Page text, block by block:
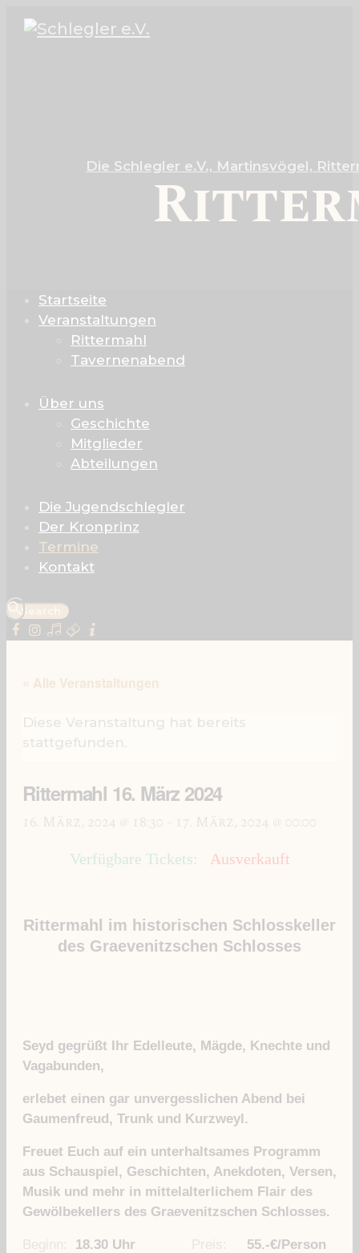
Die Schlegler e.V., Martinsvögel,
Startseite
Veranstaltungen
Rittermahl
Tavernenabend
Über uns
Geschichte
Mitglieder
Abteilungen
Die Jugendschlegler
Der Kronprinz
Termine
Kontakt
« Alle Veranstaltungen
Rittermahl 16. März 2024
Verfügbare Tickets: Ausverkauft
Rittermahl im historischen Schlosskeller
des Graevenitzschen Schlosses
Seyd gegrüßt Ihr Edelleute, Mägde, Knechte und
Vagabunden,
erlebet einen gar unvergesslichen Abend bei
Gaumenfreud, Trunk und Kurzweyl.
Freuet Euch auf ein unterhaltsames Programm
aus Schauspiel, Geschichten, Anekdoten, Versen,
Musik und mehr in mittelalterlichem Flair des
Gewölbekellers des Graevenitzschen Schlosses.
18.30 Uhr 55.-€/Person